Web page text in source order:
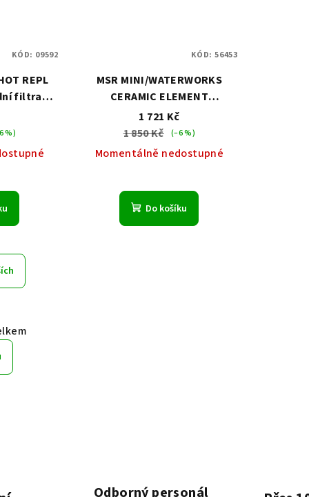
REPL
filtrační
%)
KÓD: 09592
MSR MINI/WATERWORKS
CERAMIC ELEMENT
keram.vložka do filtru
1 721 Kč
1 850 Kč (–6 %)
Momentálně nedostupné
Do košíku
KÓD: 56453
Odborný personál